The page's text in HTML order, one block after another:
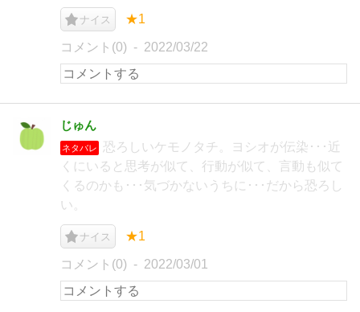
ナイス ★1
コメント(0) 2022/03/22
じゅん
ネタバレ
恐ろしいケモノタチ。ヨシオが伝染･･･近
くにいると思考が似て、行動が似て、言動も似て
くるのかも･･･気づかないうちに･･･だから恐ろし
い。
ナイス ★1
コメント(0) 2022/03/01